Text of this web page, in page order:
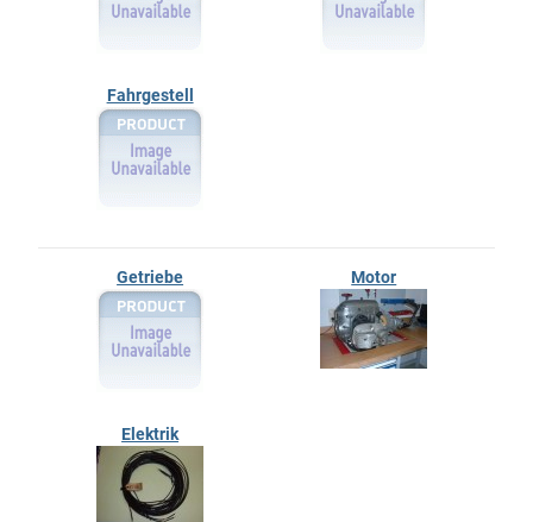
Fahrgestell
Getriebe Motor
Elektrik